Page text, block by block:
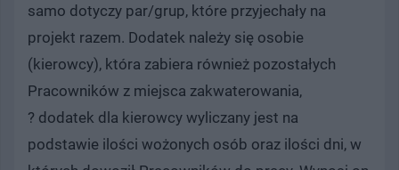
samo dotyczy par/grup, które przyjechały na
projekt razem. Dodatek należy się osobie
(kierowcy), która zabiera również pozostałych
Pracowników z miejsca zakwaterowania,
? dodatek dla kierowcy wyliczany jest na
podstawie ilości wożonych osób oraz ilości dni, w